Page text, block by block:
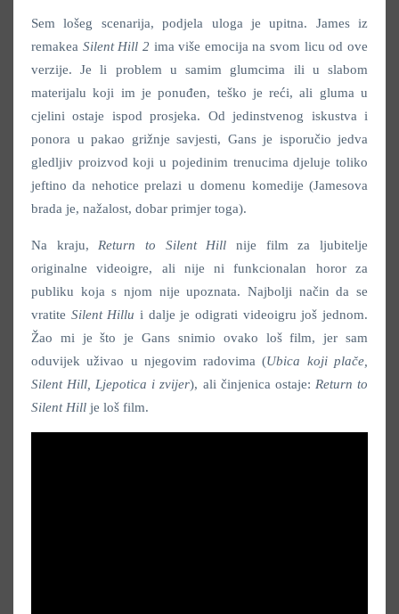
Sem lošeg scenarija, podjela uloga je upitna. James iz
remakea Silent Hill 2 ima više emocija na svom licu od ove
verzije. Je li problem u samim glumcima ili u slabom
materijalu koji im je ponuđen, teško je reći, ali gluma u
cjelini ostaje ispod prosjeka. Od jedinstvenog iskustva i
ponora u pakao grižnje savjesti, Gans je isporučio jedva
gledljiv proizvod koji u pojedinim trenucima djeluje toliko
jeftino da nehotice prelazi u domenu komedije (Jamesova
brada je, nažalost, dobar primjer toga).
Na kraju, Return to Silent Hill nije film za ljubitelje
originalne videoigre, ali nije ni funkcionalan horor za
publiku koja s njom nije upoznata. Najbolji način da se
vratite Silent Hillu i dalje je odigrati videoigru još jednom.
Žao mi je što je Gans snimio ovako loš film, jer sam
oduvijek uživao u njegovim radovima (Ubica koji plače,
Silent Hill, Ljepotica i zvijer), ali činjenica ostaje: Return to
Silent Hill je loš film.